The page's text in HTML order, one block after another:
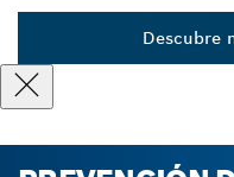
Descubre